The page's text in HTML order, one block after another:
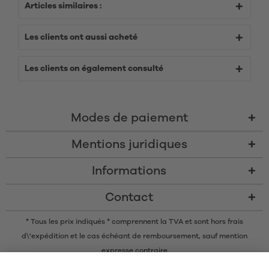
Articles similaires :
Les clients ont aussi acheté
Les clients on également consulté
Modes de paiement
Mentions juridiques
Informations
Contact
* Tous les prix indiqués * comprennent la TVA et sont hors frais
d\'expédition et le cas échéant de remboursement, sauf mention
expresse contraire